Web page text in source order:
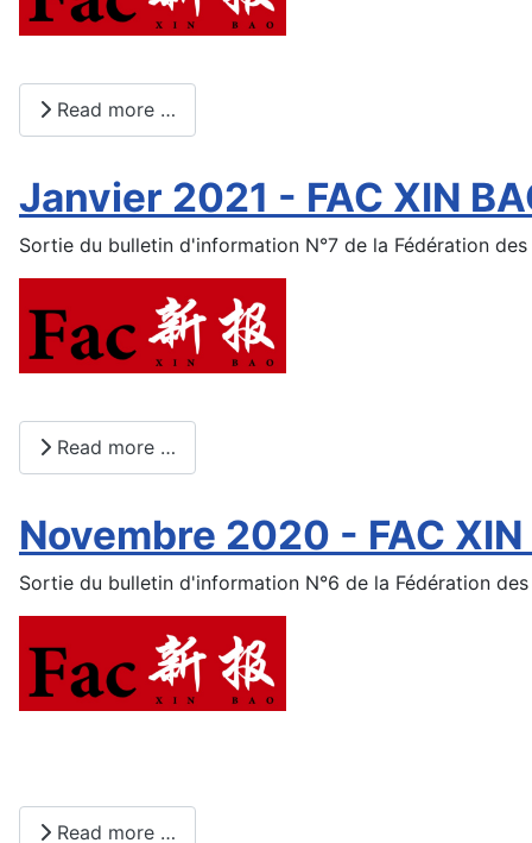
Read more …
Janvier 2021 - FAC XIN
Sortie du bulletin d'information N°7 de la Fédération
Read more …
Novembre 2020 - FAC
Sortie du bulletin d'information N°6 de la Fédération
Read more …